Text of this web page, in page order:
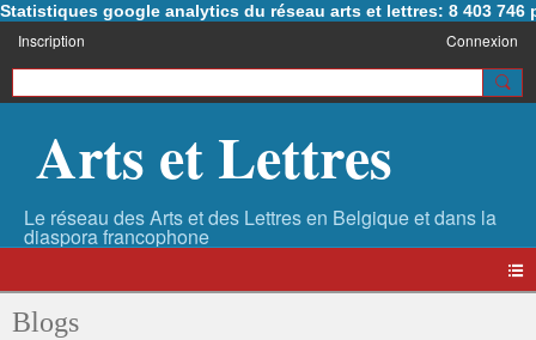
Statistiques google analytics du réseau arts et lettres: 8 403 746
Inscription Connexion
Arts et Lettres
Blogs